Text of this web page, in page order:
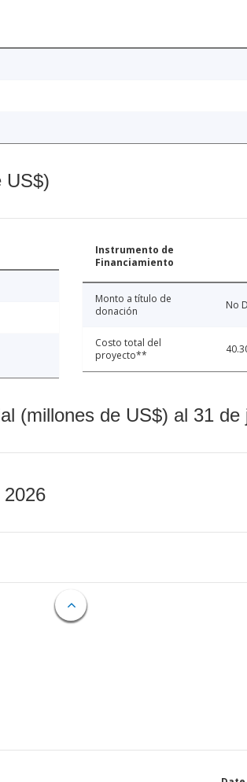
US$)
Instrumento de
Financiamiento
Monto a título de
donación
No
Costo total del
proyecto**
(millones de US$) al 31 de